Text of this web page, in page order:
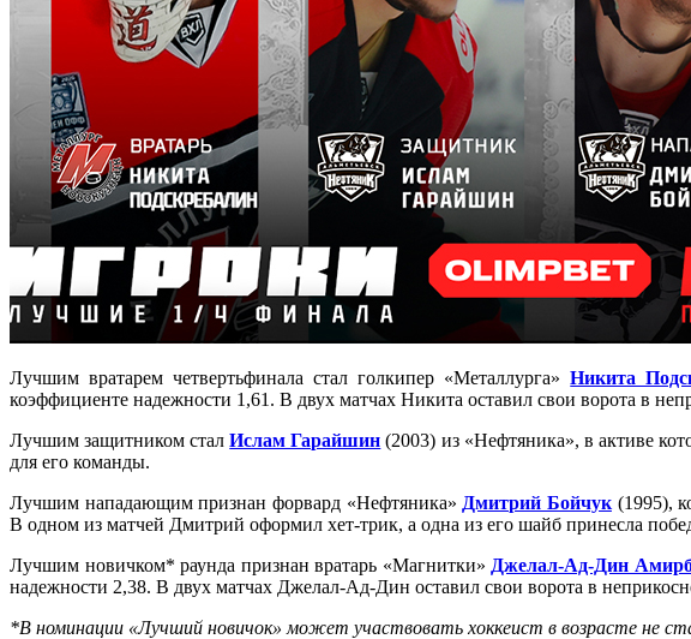
Лучшим вратарем четвертьфинала стал голкипер «Металлурга»Никита
коэффициенте надежности 1,61. В двух матчах Никита оставил свои ворота в
Лучшим защитником сталИслам Гарайшин (2003) из «Нефтяника», в активе
для его команды.
Лучшим нападающим признан форвард «Нефтяника» Дмитрий Бойчук(1995),
В одном из матчей Дмитрий оформил хет-трик, а одна из его шайб принесла
Лучшим новичком* раунда признан вратарь «Магнитки» Джелал-Ад-Дин
надежности 2,38. В двух матчах Джелал-Ад-Дин оставил свои ворота в
*В номинации «Лучший новичок» может участвовать хоккеист в возрасте не